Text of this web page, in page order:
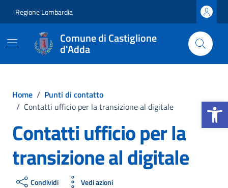
Apri la
Regione Lombardia
Comune di Castiglione
d'Adda
Home / Punti di contatto
/ Contatti ufficio per la transizione al digitale
Contatti ufficio per la
transizione al digitale
Condividi Vedi azioni